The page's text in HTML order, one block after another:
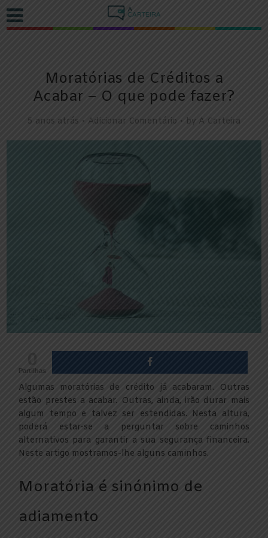
Moratórias de Créditos a
Acabar – O que pode fazer?
5 anos atrás Adicionar Comentário by A Carteira
Partilhas
Algumas moratórias de crédito já acabaram. Outras
estão prestes a acabar. Outras, ainda, irão durar mais
algum tempo e talvez ser estendidas. Nesta altura,
poderá estar-se a perguntar sobre caminhos
alternativos para garantir a sua segurança financeira.
Neste artigo mostramos-lhe alguns caminhos.
Moratória é sinónimo de
adiamento